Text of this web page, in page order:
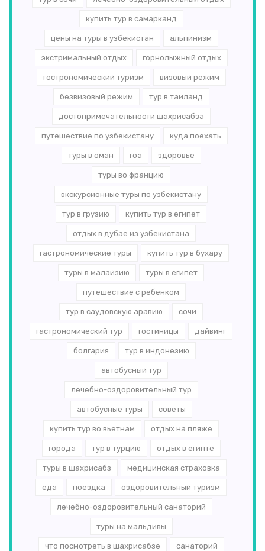
купить тур в самарканд
цены на туры в узбекистан альпинизм
экстримальный отдых горнолыжный отдых
гострономический туризм визовый режим
безвизовый режим тур в таиланд
достопримечательности шахрисабза
путешествие по узбекистану куда поехать
туры в оман гоа здоровье
туры во францию
экскурсионные туры по узбекистану
тур в грузию купить тур в египет
отдых в дубае из узбекистана
гастрономические туры купить тур в бухару
туры в малайзию туры в египет
путешествие с ребенком
тур в саудовскую аравию сочи
гастрономический тур гостиницы дайвинг
болгария тур в индонезию
автобусный тур
лечебно-оздоровительный тур
автобусные туры советы
купить тур во вьетнам отдых на пляже
города тур в турцию отдых в египте
туры в шахрисабз медицинская страховка
еда поездка оздоровительный туризм
лечебно-оздоровительный санаторий
туры на мальдивы
что посмотреть в шахрисабзе санаторий